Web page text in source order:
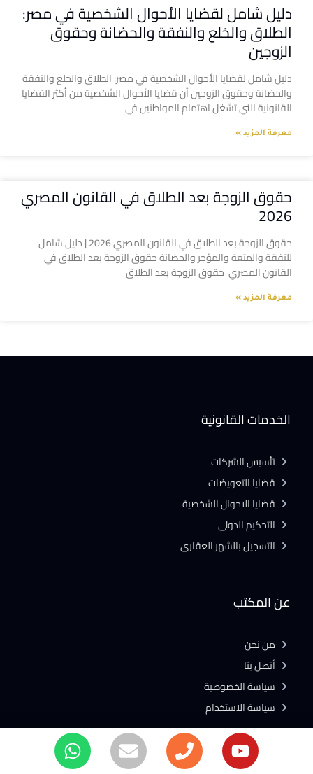
دليل شامل لقضايا الأحوال الشخصية في مصر:
الطلاق والخلع والنفقة والحضانة وحقوق
الزوجين
دليل شامل لقضايا الأحوال الشخصية في مصر: الطلاق والخلع والنفقة
والحضانة وحقوق الزوجين أن قضايا الأحوال الشخصية من أكثر القضايا
القانونية التي تشغل اهتمام المواطنين في
معرفة المزيد »
حقوق الزوجة بعد الطلاق في القانون المصري
2026
حقوق الزوجة بعد الطلاق في القانون المصري 2026 | دليل شامل
للنفقة والمتعة والمؤخر والحضانة حقوق الزوجة بعد الطلاق في
القانون المصري حقوق الزوجة بعد الطلاق
معرفة المزيد »
المكتبة القانونية
عن المكتب
من نحن
أتصل بنا
سياسة الخصوصية
سياسة الاستخدام
الخدمات القانونية
تأسيس الشركات
قضايا التعويضات
قضايا الاحوال الشخصية
التحكيم الدولى
التسجيل بالشهر العقارى